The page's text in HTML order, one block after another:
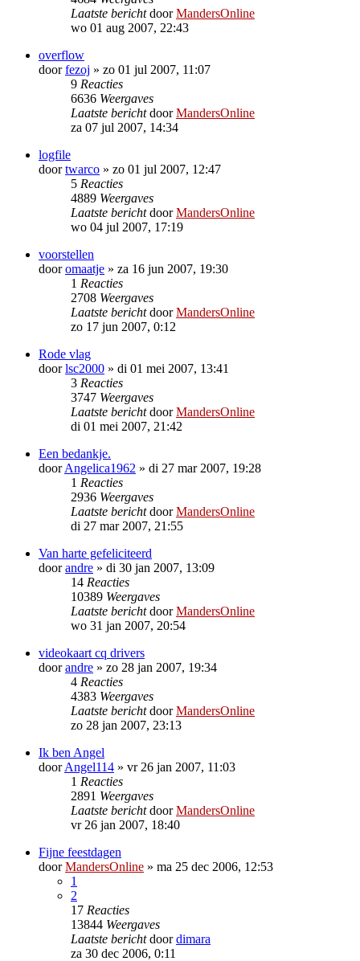
Laatste berichtdoorMandersOnline
wo 01 aug 2007, 22:43
overflow
doorfezoj » zo 01 jul 2007, 11:07
9 Reacties
6636 Weergaves
Laatste berichtdoorMandersOnline
za 07 jul 2007, 14:34
logfile
doortwarco » zo 01 jul 2007, 12:47
5 Reacties
4889 Weergaves
Laatste berichtdoorMandersOnline
wo 04 jul 2007, 17:19
voorstellen
dooromaatje » za 16 jun 2007, 19:30
1 Reacties
2708 Weergaves
Laatste berichtdoorMandersOnline
zo 17 jun 2007, 0:12
Rode vlag
doorlsc2000 » di 01 mei 2007, 13:41
3 Reacties
3747 Weergaves
Laatste berichtdoorMandersOnline
di 01 mei 2007, 21:42
Een bedankje.
doorAngelica1962 » di 27 mar 2007, 19:28
1 Reacties
2936 Weergaves
Laatste berichtdoorMandersOnline
di 27 mar 2007, 21:55
Van harte gefeliciteerd
doorandre » di 30 jan 2007, 13:09
14 Reacties
10389 Weergaves
Laatste berichtdoorMandersOnline
wo 31 jan 2007, 20:54
videokaart cq drivers
doorandre » zo 28 jan 2007, 19:34
4 Reacties
4383 Weergaves
Laatste berichtdoorMandersOnline
zo 28 jan 2007, 23:13
Ik ben Angel
doorAngel114 » vr 26 jan 2007, 11:03
1 Reacties
2891 Weergaves
Laatste berichtdoorMandersOnline
vr 26 jan 2007, 18:40
Fijne feestdagen
doorMandersOnline » ma 25 dec 2006, 12:53
1
2
17 Reacties
13844 Weergaves
Laatste berichtdoordimara
za 30 dec 2006, 0:11